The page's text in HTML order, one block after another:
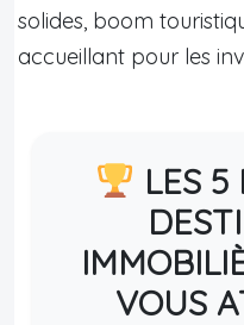
solides, boom
accueillant pour les
LES 5
VOUS